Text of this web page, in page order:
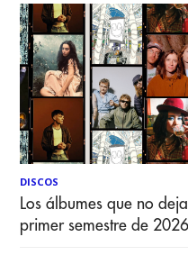
DISCOS
Los álbumes que no
primer semestre de 2026